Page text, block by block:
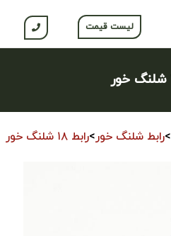
لیست قیمت
>رابط شلنگ خور>رابط ۱۸ شلنگ خور